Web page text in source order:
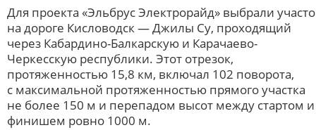
Для проекта «Эльбрус Электрорайд» выбрали
на дороге Кисловодск — Джилы Су, проходящий
через Кабардино-Балкарскую и Карачаево-
Черкесскую республики. Этот отрезок,
протяженностью 15,8 км, включал 102 поворота,
с максимальной протяженностью прямого участка
не более 150 м и перепадом высот между стартом и
финишем ровно 1000 м.